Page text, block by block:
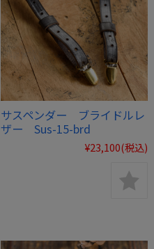
サスペンダー ブライドルレ
ザー Sus-15-brd
¥23,100(税込)